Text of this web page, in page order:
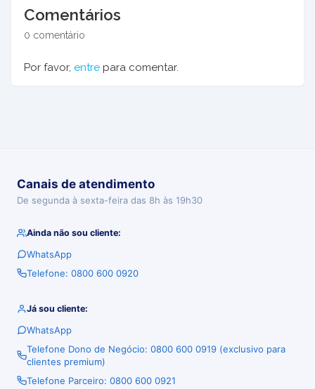
Comentários
0 comentário
Por favor, entre para comentar.
Canais de atendimento
De segunda à sexta-feira das 8h às 19h30
Ainda não sou cliente:
WhatsApp
Telefone: 0800 600 0920
Já sou cliente:
WhatsApp
Telefone Dono de Negócio: 0800 600 0919 (exclusivo para
clientes premium)
Telefone Parceiro: 0800 600 0921